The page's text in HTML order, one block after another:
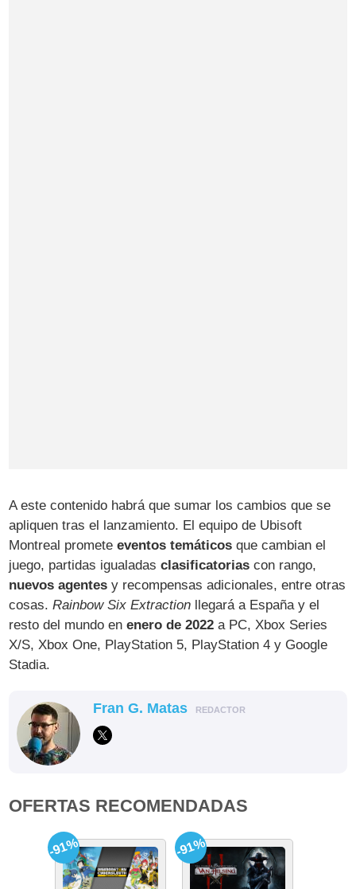
A este contenido habrá que sumar los cambios que se
apliquen tras el lanzamiento. El equipo de Ubisoft
Montreal prometeeventos temáticos que cambian el
juego, partidas igualadasclasificatorias con rango,
nuevos agentes y recompensas adicionales, entre otras
cosas.Rainbow Six Extraction llegará a España y el
resto del mundo enenero de 2022 a PC, Xbox Series
X/S, Xbox One, PlayStation 5, PlayStation 4 y Google
Stadia.
Fran G. Matas REDACTOR
OFERTAS RECOMENDADAS
-91% -91%